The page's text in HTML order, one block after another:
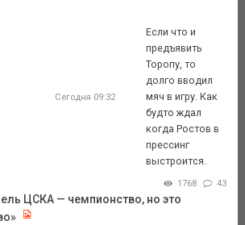
Сегодня 09:32
Если что и
предъявить
Торопу, то
долго вводил
мяч в игру. Как
будто ждал
когда Ростов в
прессинг
выстроится.
1768 43
ЦСКА — чемпионство, но это